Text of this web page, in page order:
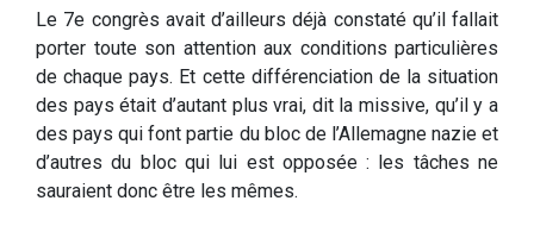
Le 7e congrès avait d’ailleurs déjà constaté qu’il fallait
porter toute son attention aux conditions particulières
de chaque pays. Et cette différenciation de la situation
des pays était d’autant plus vrai, dit la missive, qu’il y a
des pays qui font partie du bloc de l’Allemagne nazie et
d’autres du bloc qui lui est opposée : les tâches ne
sauraient donc être les mêmes.